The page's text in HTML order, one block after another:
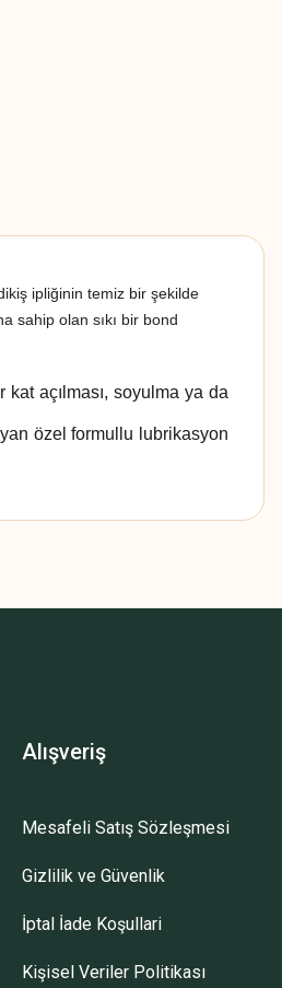
ipliğinin temiz bir şekilde
sahip olan sıkı bir bond
açılması, soyulma ya da
özel formullu lubrikasyon
Alışveriş
Mesafeli Satış Sözleşmesi
Gizlilik ve Güvenlik
İptal İade Koşullari
Kişisel Veriler Politikası